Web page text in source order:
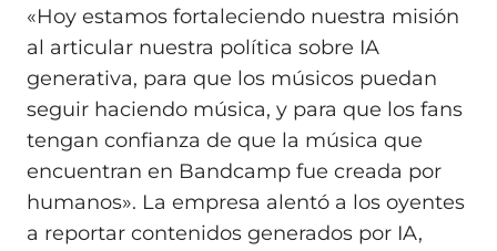
«Hoy estamos fortaleciendo nuestra misión
al articular nuestra política sobre IA
generativa, para que los músicos puedan
seguir haciendo música, y para que los fans
tengan confianza de que la música que
encuentran en Bandcamp fue creada por
humanos». La empresa alentó a los oyentes
a reportar contenidos generados por IA,